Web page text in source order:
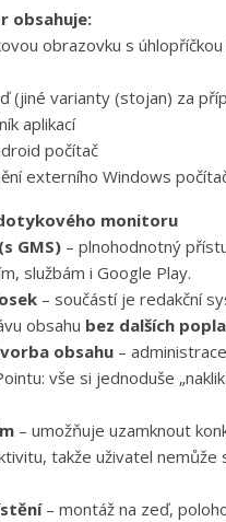
obsahuje:
obrazovku s
(jiné varianty (stojan) za
aplikací
počítač
externího Windows
monitoru
GMS) – plnohodnotný
službám i Google Play.
– součástí je redakční
obsahu bez dalších
obsahu –
vše si jednoduše
– umožňuje uzamknout
takže uživatel nemůže
– montáž na zeď,